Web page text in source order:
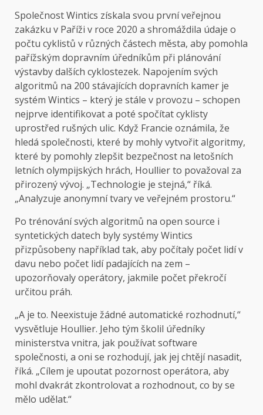
Společnost Wintics získala svou první veřejnou
zakázku v Paříži v roce 2020 a shromáždila údaje o
počtu cyklistů v různých částech města, aby pomohla
pařížským dopravním úředníkům při plánování
výstavby dalších cyklostezek. Napojením svých
algoritmů na 200 stávajících dopravních kamer je
systém Wintics – který je stále v provozu – schopen
nejprve identifikovat a poté spočítat cyklisty
uprostřed rušných ulic. Když Francie oznámila, že
hledá společnosti, které by mohly vytvořit algoritmy,
které by pomohly zlepšit bezpečnost na letošních
letních olympijských hrách, Houllier to považoval za
přirozený vývoj. „Technologie je stejná,“ říká.
„Analyzuje anonymní tvary ve veřejném prostoru.“
Po trénování svých algoritmů na open source i
syntetických datech byly systémy Wintics
přizpůsobeny například tak, aby počítaly počet lidí v
davu nebo počet lidí padajících na zem –
upozorňovaly operátory, jakmile počet překročí
určitou práh.
„A je to. Neexistuje žádné automatické rozhodnutí,“
vysvětluje Houllier. Jeho tým školil úředníky
ministerstva vnitra, jak používat software
společnosti, a oni se rozhodují, jak jej chtějí nasadit,
říká. „Cílem je upoutat pozornost operátora, aby
mohl dvakrát zkontrolovat a rozhodnout, co by se
mělo udělat.“